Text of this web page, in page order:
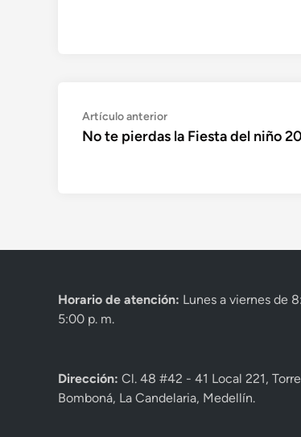
Navegación
de
Artículo anteriorArtículo
anterior:
No te pierdas la Fiesta del niño
Horario de atención: Lunes a viernes de
5:00 p. m.
Dirección: Cl. 48 #42 - 41 Local 221,
Bomboná, La Candelaria, Medellín.